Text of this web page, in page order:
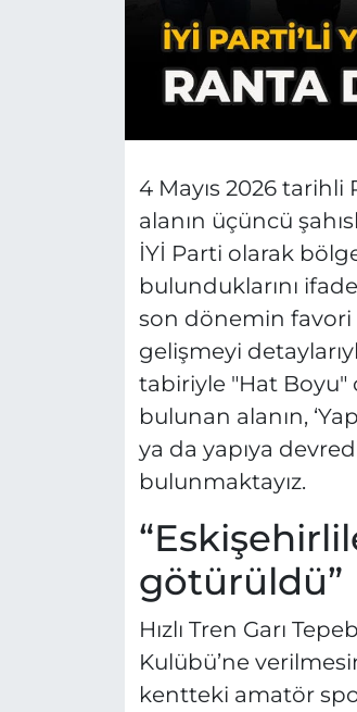
4 Mayıs 2026 tarihli
alanın üçüncü
İYİ Parti olarak
bulunduklarını
son dönemin favori
gelişmeyi
tabiriyle "Hat Boyu"
bulunan alanın,
ya da yapıya
bulunmaktayız.
götürüldü”
Hızlı Tren Garı
Kulübü’ne
kentteki amatör